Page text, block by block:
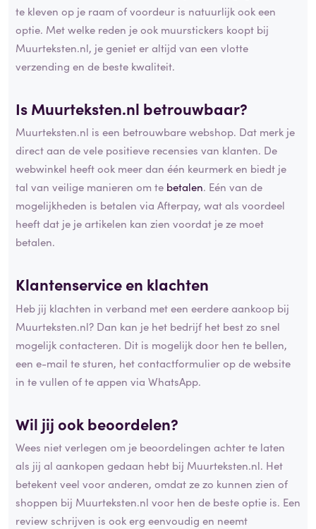
te kleven op je raam of voordeur is natuurlijk ook een
optie. Met welke reden je ook muurstickers koopt bij
Muurteksten.nl, je geniet er altijd van een vlotte
verzending en de beste kwaliteit.
Is Muurteksten.nl betrouwbaar?
Muurteksten.nl is een betrouwbare webshop. Dat merk je
direct aan de vele positieve recensies van klanten. De
webwinkel heeft ook meer dan één keurmerk en biedt je
tal van veilige manieren om te betalen. Eén van de
mogelijkheden is betalen via Afterpay, wat als voordeel
heeft dat je je artikelen kan zien voordat je ze moet
betalen.
Klantenservice en klachten
Heb jij klachten in verband met een eerdere aankoop bij
Muurteksten.nl? Dan kan je het bedrijf het best zo snel
mogelijk contacteren. Dit is mogelijk door hen te bellen,
een e-mail te sturen, het contactformulier op de website
in te vullen of te appen via WhatsApp.
Wil jij ook beoordelen?
Wees niet verlegen om je beoordelingen achter te laten
als jij al aankopen gedaan hebt bij Muurteksten.nl. Het
betekent veel voor anderen, omdat ze zo kunnen zien of
shoppen bij Muurteksten.nl voor hen de beste optie is. Een
review schrijven is ook erg eenvoudig en neemt